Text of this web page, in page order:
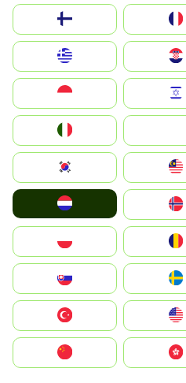
United Kingdom
Magyarország
South Korea
United States
中國香港特別行政區